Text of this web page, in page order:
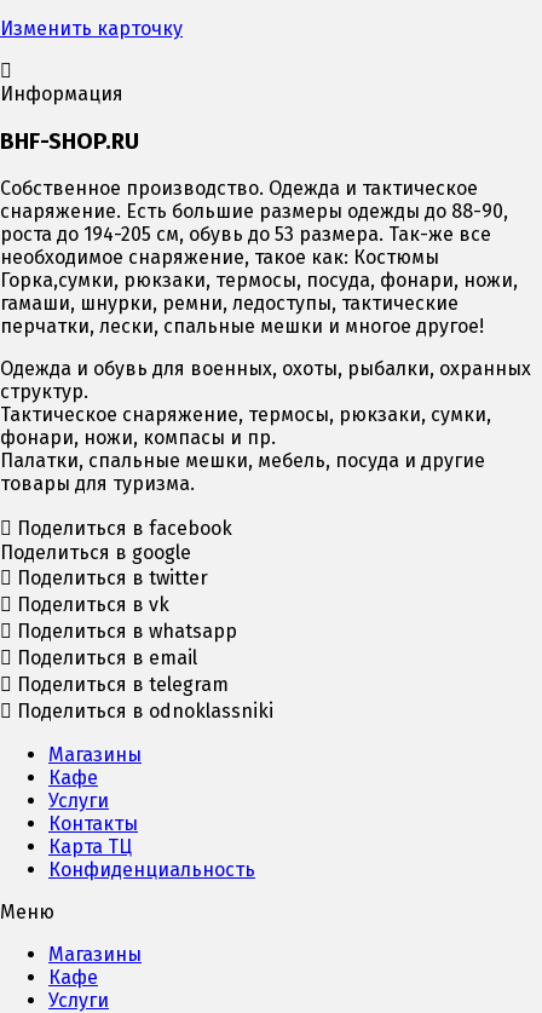
Изменить карточку
Информация
BHF-SHOP.RU
Собственное производство. Одежда и тактическое
снаряжение. Есть большие размеры одежды до 88-90,
роста до 194-205 см, обувь до 53 размера. Так-же все
необходимое снаряжение, такое как: Костюмы
Горка,сумки, рюкзаки, термосы, посуда, фонари, ножи,
гамаши, шнурки, ремни, ледоступы, тактические
перчатки, лески, спальные мешки и многое другое!
Одежда и обувь для военных, охоты, рыбалки, охранных
структур.
Тактическое снаряжение, термосы, рюкзаки, сумки,
фонари, ножи, компасы и пр.
Палатки, спальные мешки, мебель, посуда и другие
товары для туризма.
Поделиться в facebook
Поделиться в google
Поделиться в twitter
Поделиться в vk
Поделиться в whatsapp
Поделиться в email
Поделиться в telegram
Поделиться в odnoklassniki
Магазины
Кафе
Услуги
Контакты
Карта ТЦ
Конфиденциальность
Меню
Магазины
Кафе
Услуги